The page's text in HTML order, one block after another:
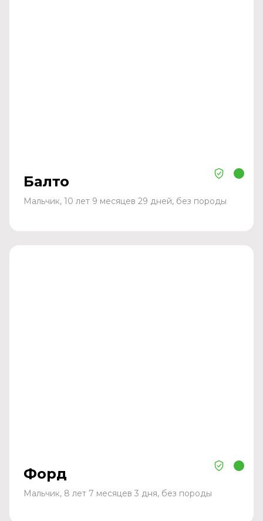
Балто
Мальчик, 10 лет 9 месяцев 29 дней, без породы
Форд
Мальчик, 8 лет 7 месяцев 3 дня, без породы